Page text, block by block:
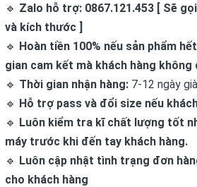
🔹 Zalo hỗ trợ: 0867.121.453 [ Sẽ
và kích thước ]
🔹 Hoàn tiền 100% nếu sản phẩm
gian cam kết mà khách hàng không
🔹 Thời gian nhận hàng: 7-12 ngày
🔹 Hỗ trợ pass và đổi size nếu
🔹 Luôn kiểm tra kĩ chất lượng tốt
máy trước khi đến tay khách hàng.
🔹 Luôn cập nhật tình trạng đơn
cho khách hàng